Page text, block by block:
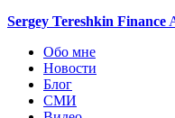
Sergey Tereshkin Finance
Обо мне
Новости
Блог
СМИ